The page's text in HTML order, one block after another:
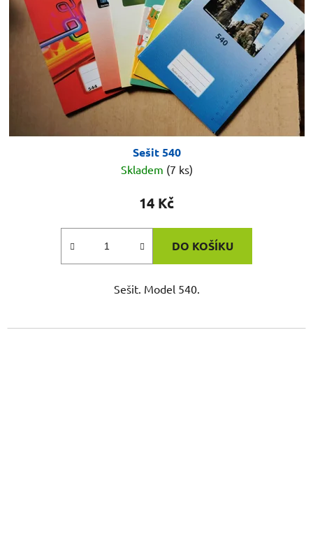
Sešit 540
Skladem (7 ks)
14 Kč
DO KOŠÍKU
Sešit. Model 540.